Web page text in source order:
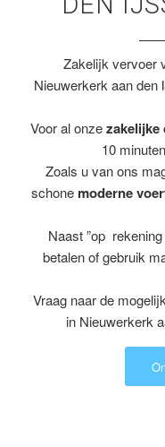
Zakelijk vervoer
Nieuwerkerk aan den
Voor al onze
10
Zoals u van ons
schone moderne
Naast ”op
betalen of gebruik
Vraag naar de
in Nieuwerkerk